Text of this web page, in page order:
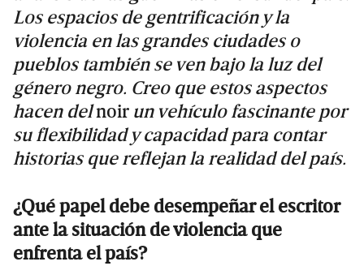
Los espacios de gentrificación y la
violencia en las grandes ciudades o
pueblos también se ven bajo la luz del
género negro. Creo que estos aspectos
hacen delnoir un vehículo fascinante por
su flexibilidad y capacidad para contar
historias que reflejan la realidad del país.
¿Qué papel debe desempeñar el escritor
ante la situación de violencia que
enfrenta el país?